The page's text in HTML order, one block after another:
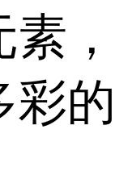
，
彩的